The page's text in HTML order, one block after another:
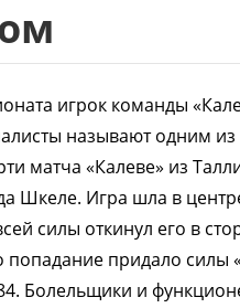
игрок команды
называют одним
матча «Калеве» из
Шкеле. Игра шла в
силы откинул его в
попадание придало силы
Болельщики и